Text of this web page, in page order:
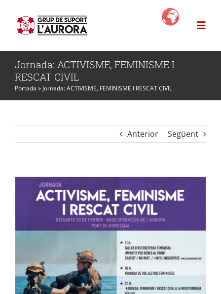
content
L’Aurora
Projectes
Botiga Solidària
Contacte
Jornada: ACTIVISME, FEMINISME I
RESCAT CIVIL
Portada » Jornada: ACTIVISME, FEMINISME I RESCAT CIVIL
Anterior Següent